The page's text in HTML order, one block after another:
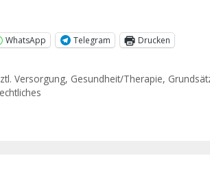
WhatsApp Telegram Drucken
Versorgung, Gesundheit/Therapie,